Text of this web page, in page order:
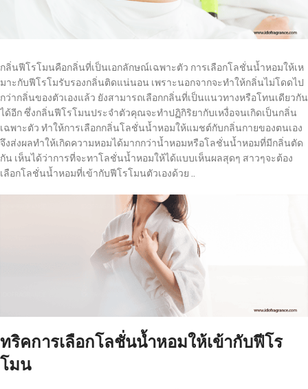
กลิ่นฟีโรโมนคือกลิ่นที่เป็นเอกลักษณ์เฉพาะตัว การเลือกโลชั่นน้ำหอมให้เห
มาะกับฟีโรโมรับรองกลิ่นติดแน่นอน เพราะนอกจากจะทำให้กลิ่นไม่โดดไป
กว่ากลิ่นของตัวเองแล้ว ยังสามารถเลือกกลิ่นที่เป็นแนวทางหรือโทนเดียวกัน
ได้อีก ซึ่งกลิ่นฟีโรโมนประจำตัวคุณจะทำปฏิกิริยากับเหงื่อจนเกิดเป็นกลิ่น
เฉพาะตัว ทำให้การเลือกกลิ่นโลชั่นน้ำหอมให้แมชต์กับกลิ่นกายของตนเอง
จึงส่งผลทำให้เกิดความหอมได้มากกว่าน้ำหอมหรือโลชั่นน้ำหอมที่มีกลิ่นตัด
กัน เห็นได้ว่าการที่จะทาโลชั่นน้ำหอมให้ได้แบบเห็นผลสุดๆ สาวๆจะต้อง
เลือกโลชั่นน้ำหอมที่เข้ากับฟีโรโมนตัวเองด้วย ..
ทริคการเลือกโลชั่นน้ำหอมให้เข้ากับฟีโร
โมน